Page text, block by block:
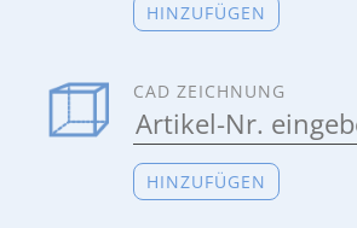
HINZUFÜGEN
CAD ZEICHNUNG
HINZUFÜGEN